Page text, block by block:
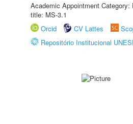
Academic Appointment Category:
title: MS-3.1
Orcid
CV Lattes
Repositório Institucional